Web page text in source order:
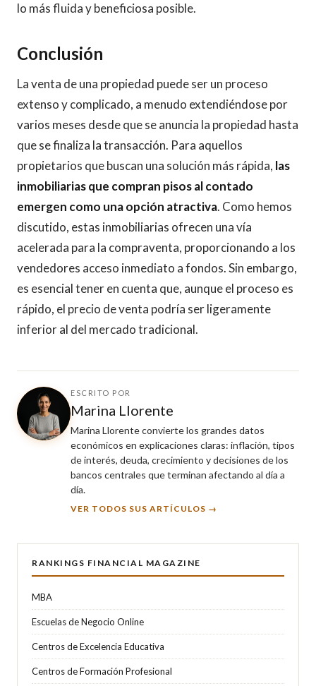
lo más fluida y beneficiosa posible.
Conclusión
La venta de una propiedad puede ser un proceso
extenso y complicado, a menudo extendiéndose por
varios meses desde que se anuncia la propiedad hasta
que se finaliza la transacción. Para aquellos
propietarios que buscan una solución más rápida, las
inmobiliarias que compran pisos al contado
emergen como una opción atractiva. Como hemos
discutido, estas inmobiliarias ofrecen una vía
acelerada para la compraventa, proporcionando a los
vendedores acceso inmediato a fondos. Sin embargo,
es esencial tener en cuenta que, aunque el proceso es
rápido, el precio de venta podría ser ligeramente
inferior al del mercado tradicional.
ESCRITO POR
Marina Llorente
Marina Llorente convierte los grandes datos
económicos en explicaciones claras: inflación, tipos
de interés, deuda, crecimiento y decisiones de los
bancos centrales que terminan afectando al día a
día.
VER TODOS SUS ARTÍCULOS →
RANKINGS FINANCIAL MAGAZINE
MBA
Escuelas de Negocio Online
Centros de Excelencia Educativa
Centros de Formación Profesional